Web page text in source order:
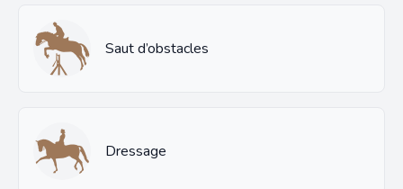
Saut d’obstacles
Dressage